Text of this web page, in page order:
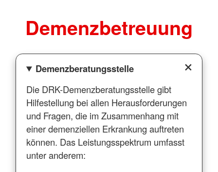
Demenzbetreuung
Demenzberatungsstelle
Die DRK-Demenzberatungsstelle gibt
Hilfestellung bei allen Herausforderungen
und Fragen, die im Zusammenhang mit
einer demenziellen Erkrankung auftreten
können. Das Leistungsspektrum umfasst
unter anderem: